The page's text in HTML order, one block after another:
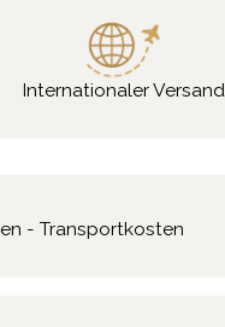
Internationaler Versand
- Transportkosten